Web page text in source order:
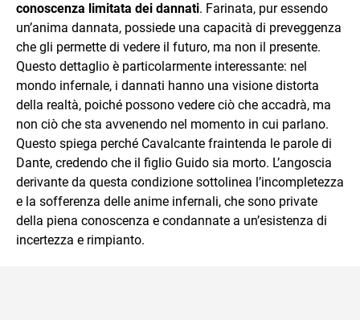
conoscenza limitata dei dannati. Farinata, pur essendo
un’anima dannata, possiede una capacità di preveggenza
che gli permette di vedere il futuro, ma non il presente.
Questo dettaglio è particolarmente interessante: nel
mondo infernale, i dannati hanno una visione distorta
della realtà, poiché possono vedere ciò che accadrà, ma
non ciò che sta avvenendo nel momento in cui parlano.
Questo spiega perché Cavalcante fraintenda le parole di
Dante, credendo che il figlio Guido sia morto. L’angoscia
derivante da questa condizione sottolinea l’incompletezza
e la sofferenza delle anime infernali, che sono private
della piena conoscenza e condannate a un’esistenza di
incertezza e rimpianto.